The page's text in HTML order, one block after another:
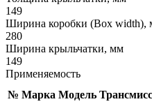
149
Ширина коробки (Box width),
280
Ширина крыльчатки, мм
149
Применяемость
№ Марка Модель